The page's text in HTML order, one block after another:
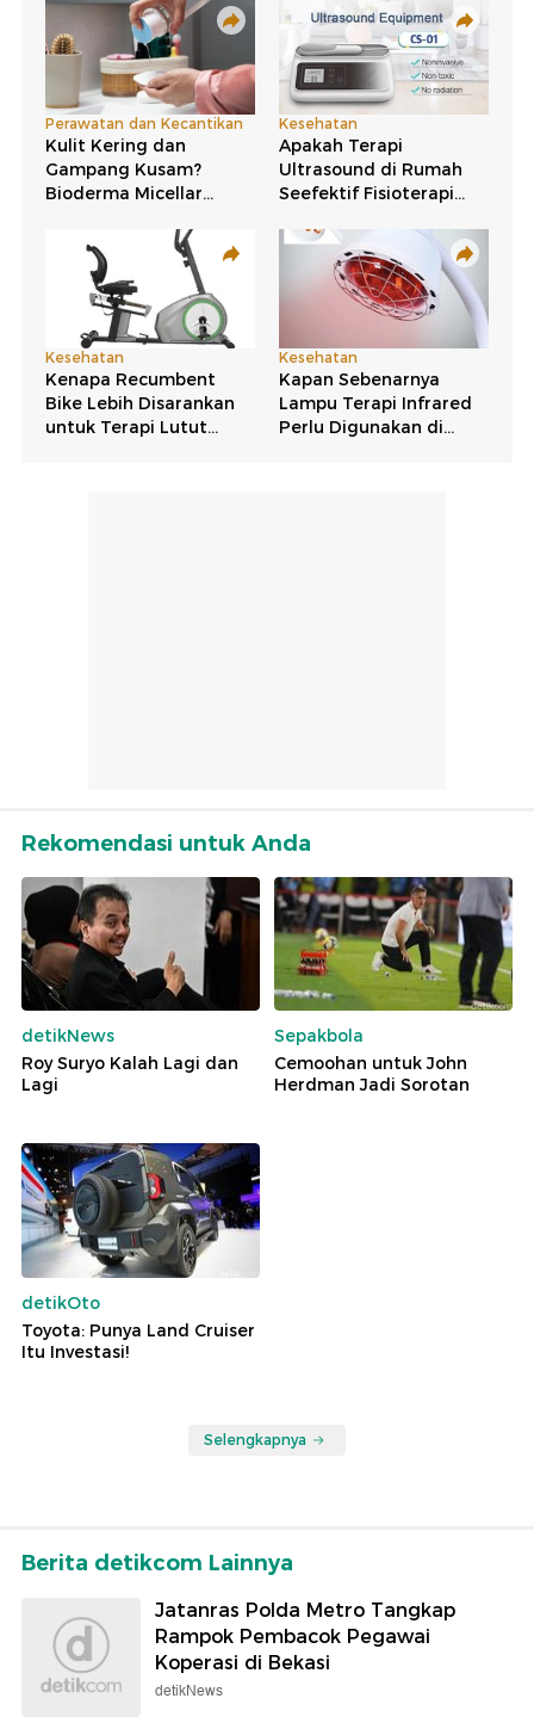
Rekomendasi untuk Anda
detikNews
Roy Suryo Kalah Lagi dan
Lagi
Sepakbola
Cemoohan untuk John
Herdman Jadi Sorotan
detikOto
Toyota: Punya Land Cruiser
Itu Investasi!
Selengkapnya
Berita detikcom Lainnya
Jatanras Polda Metro Tangkap
Rampok Pembacok Pegawai
Koperasi di Bekasi
detikNews